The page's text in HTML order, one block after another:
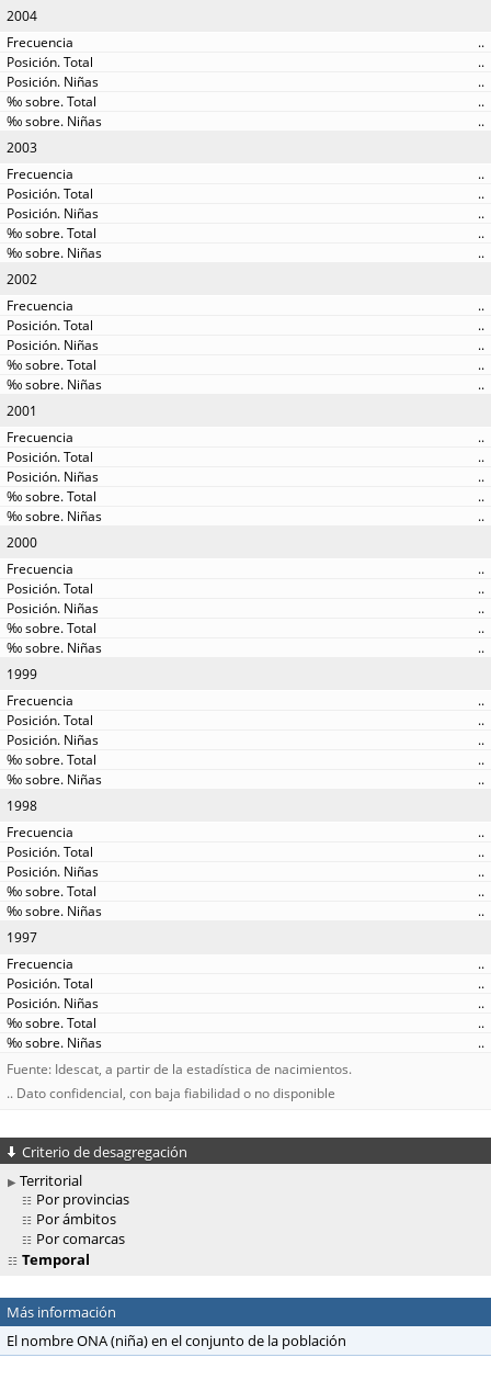
2004
..
..
..
..
..
2003
..
..
..
..
..
2002
..
..
..
..
..
2001
..
..
..
..
..
2000
..
..
..
..
..
1999
..
..
..
..
..
1998
..
..
..
..
..
1997
..
..
..
..
..
Fuente: Idescat, a partir de la estadística de nacimientos.
.. Dato confidencial, con baja fiabilidad o no disponible
Criterio de desagregación
Territorial
Por provincias
Por ámbitos
Por comarcas
Temporal
Más información
El nombre ONA (niña) en el conjunto de la población